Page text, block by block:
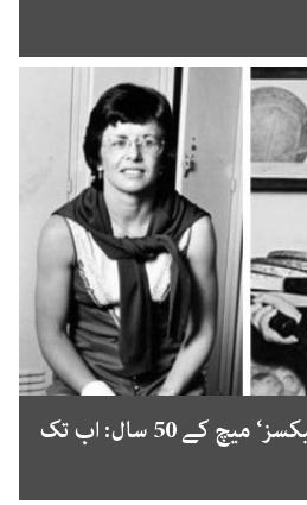
ٹینس کے ’بیٹل آف سیکسز‘ میچ کے 50 سال: اب تک